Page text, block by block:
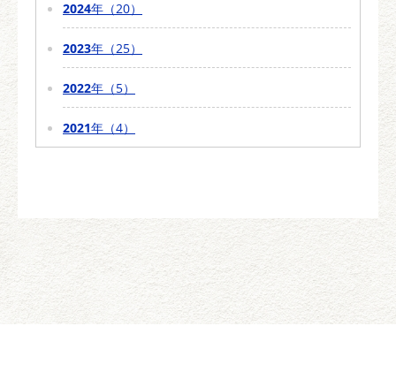
2024年（20）
2023年（25）
2022年（5）
2021年（4）